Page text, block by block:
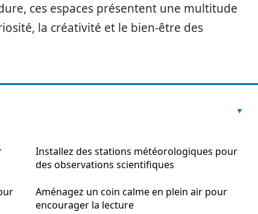
ces espaces présentent une multitude
la créativité et le bien-être des
Installez des stations météorologiques pour
des observations scientifiques
Aménagez un coin calme en plein air pour
encourager la lecture